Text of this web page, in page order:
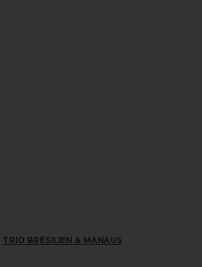
TRIO BRÉSILIEN & MANAUS